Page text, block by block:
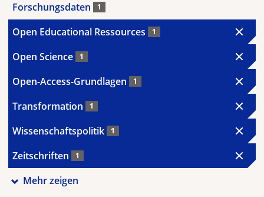
Forschungsdaten 1
Open Educational Ressources 1
Open Science 1
Open-Access-Grundlagen 1
Transformation 1
Wissenschaftspolitik 1
Zeitschriften 1
Mehr zeigen